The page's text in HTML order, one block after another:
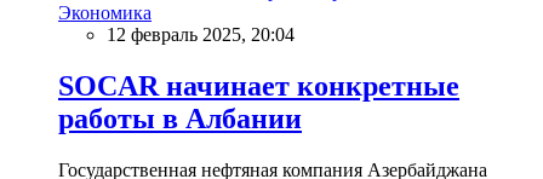
Экономика
12 февраль 2025, 20:04
SOCAR начинает конкретные
работы в Албании
Государственная нефтяная компания Азербайджана